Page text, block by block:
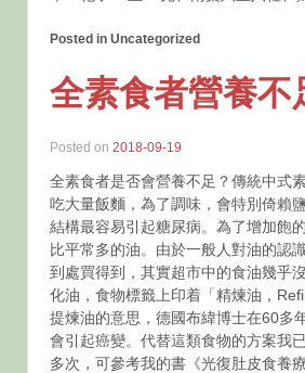
Posted in Uncategorized
全素食者營養不
Posted on 2018-09-19
全素食者是否會營養不足？傳統中式
吃大量飯麵，為了調味，會特別倚賴
結構最容易引起糖尿病。為了增加飽
比平常多的油。由於一般人對油的認
到處買得到，其實超市中的食油幾乎
化油，食物標籤上印着「精煉油，
提煉油的意思，德國布緯博士在60多
會引起癌變。代替這類食物的方案我
多次，可參考我的書《光復肚皮食養